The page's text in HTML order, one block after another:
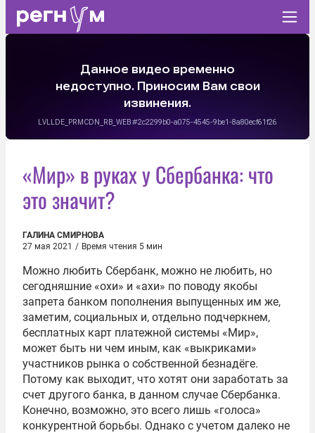
«Мир» в руках у Сбербанка: что
это значит?
ГАЛИНА СМИРНОВА
27 мая 2021 / Время чтения 5 мин
Можно любить Сбербанк, можно не любить, но
сегодняшние «охи» и «ахи» по поводу якобы
запрета банком пополнения выпущенных им же,
заметим, социальных и, отдельно подчеркнем,
бесплатных карт платежной системы «Мир»,
может быть ни чем иным, как «выкриками»
участников рынка о собственной безнадёге.
Потому как выходит, что хотят они заработать за
счет другого банка, в данном случае Сбербанка.
Конечно, возможно, это всего лишь «голоса»
конкурентной борьбы. Однако с учетом далеко не